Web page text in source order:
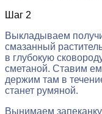
Шаг 2
Выкладываем
смазанный
в глубокую
сметаной. Ставим
держим там в
станет румяной.
Вынимаем